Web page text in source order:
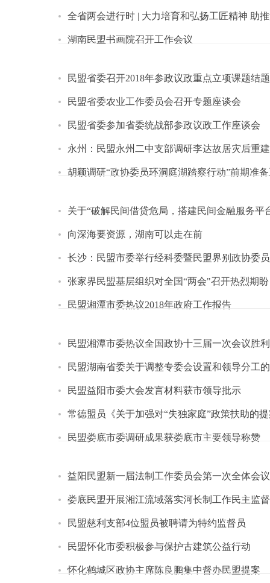
全省两会进行时 | 大力培育和弘扬工匠精神 助
湖南民盟书画院召开工作会议
民盟省委召开2018年参政议政重点立项课题结
民盟省委农业工作委员会召开专题座谈会
民盟省委参加省委统战部参政议政工作座谈会
永州：民盟永州二中支部调研李达故居灾后重
胡颖调研“政协委员环洞庭湖踏察行动”前期准
关于“破解民间借贷危局，搭建民间金融服务平
向深海要资源，湖南可以走在前
长沙：民盟市委举行经科委暨民盟界别政协委
张家界民盟基层组织对全国“两会"召开热烈期盼
民盟湘潭市委热议2018年政府工作报告
民盟湘潭市委热议全国政协十三届一次会议胜
民盟湖南省委关于调整专委会设置和领导分工
民盟益阳市委大会发言材料获市领导批示
常德盟员《关于加强对“失独家庭”政策扶助的
民盟娄底市委调研成果获娄底市主要领导称赞
益阳民盟新一届法制工作委员会第一次全体会
娄底民盟开展湘江流域落实河长制工作民主监督
民盟慈利支部4位盟员被聘请为特约监督员
民盟怀化市委积极参与保护古建筑公益行动
怀化鹤城区政协主席陈良鹏集中督办民盟提案